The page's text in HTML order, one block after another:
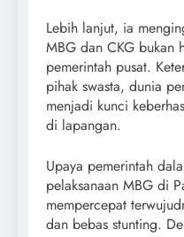
Lebih lanjut, ia
MBG dan CKG bukan
pemerintah pusat.
pihak swasta, dunia
menjadi kunci
di lapangan.
Upaya pemerintah
pelaksanaan MBG di
mempercepat
dan bebas stunting.